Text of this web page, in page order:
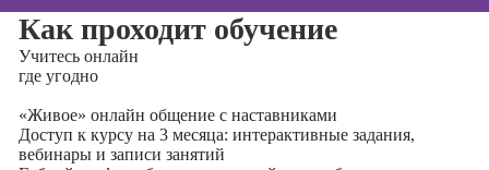
Как проходит обучение
Учитесь онлайн
где угодно
«Живое» онлайн общение с наставниками
Доступ к курсу на 3 месяца: интерактивные задания,
вебинары и записи занятий